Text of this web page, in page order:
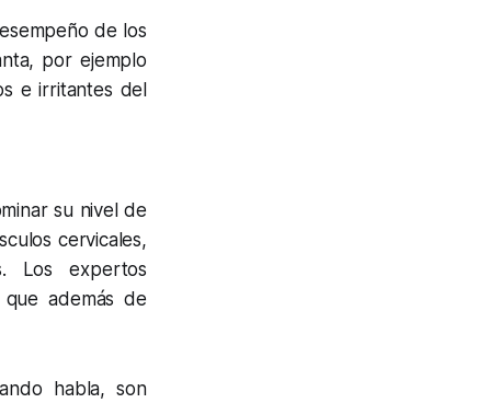
de los
por ejemplo
e irritantes del
su nivel de
cervicales,
Los expertos
además de
habla, son